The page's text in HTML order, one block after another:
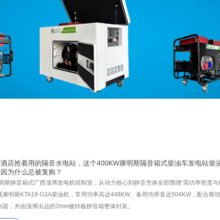
店抢着用的隔音水电站，这个400KW康明斯隔音箱式柴油车发电站柴
为什么总被复购？
斯静音箱式广西顶博发电机组制造，从动力核心到静音壳体全部围绕“高功率密度与
康明斯KTA19-G3A柴油机，常用功率高达448KW、备用功率直达504KW，配合斯
器，并由顶博出品的2mm镀锌板静音箱整体封装。